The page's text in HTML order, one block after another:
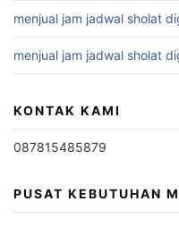
menjual jam jadwal sholat
menjual jam jadwal sholat
KONTAK KAMI
087815485879
PUSAT KEBUTUHAN